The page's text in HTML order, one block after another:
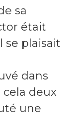
sa
était
se plaisait
dans
cela deux
une